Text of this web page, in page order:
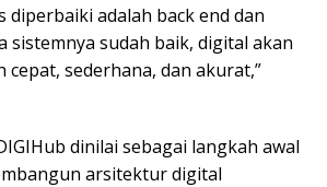
diperbaiki adalah back end dan
sistemnya sudah baik, digital akan
cepat, sederhana, dan akurat,”
dinilai sebagai langkah awal
arsitektur digital